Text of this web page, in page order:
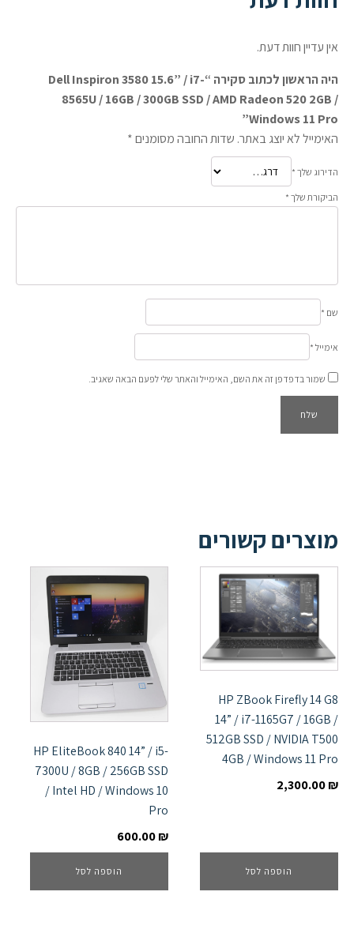
אין עדיין חוות דעת.
היה הראשון לכתוב סקירה “Dell Inspiron 3580 15.6” / i7-
8565U / 16GB / 300GB SSD / AMD Radeon 520 2GB /
Windows 11 Pro”
האימייל לא יוצג באתר. שדות החובה מסומנים*
הדירוג שלך *
הביקורת שלך *
שם *
אימייל *
שמור בדפדפן זה את השם, האימייל והאתר שלי לפעם הבאה שאגיב.
מוצרים קשורים
HP ZBook Firefly 14 G8
14” / i7-1165G7 / 16GB /
512GB SSD / NVIDIA T500
4GB / Windows 11 Pro
2,300.00₪
הוספה לסל
HP EliteBook 840 14” / i5-
7300U / 8GB / 256GB SSD
/ Intel HD / Windows 10
Pro
600.00₪
הוספה לסל